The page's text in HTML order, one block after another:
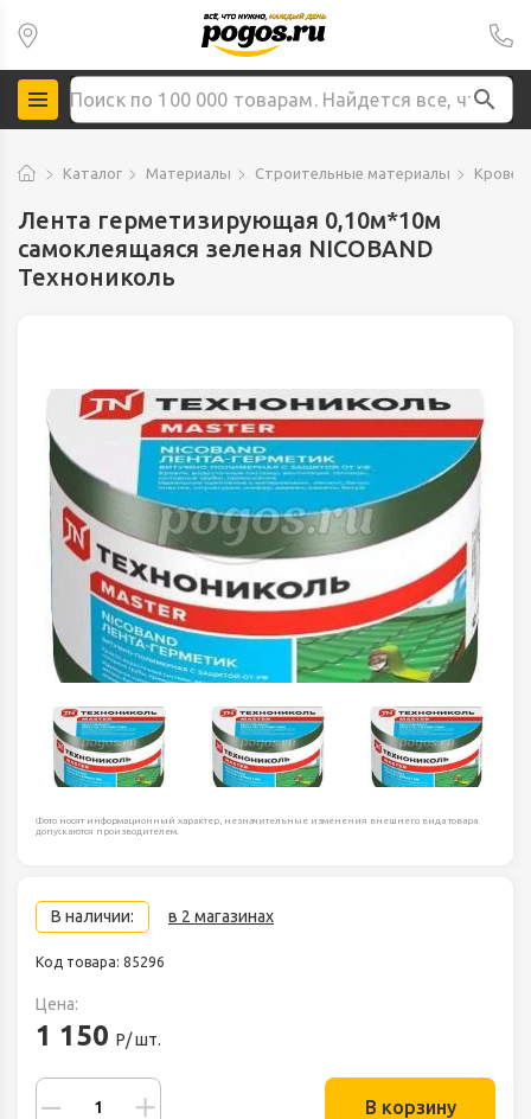
Каталог Материалы Строительные материалы
Лента герметизирующая 0,10м*10м
самоклеящаяся зеленая NICOBAND
Технониколь
Фото носят информационный характер, незначительные изменения внешнего вида товара
допускаются производителем.
В наличии: в 2 магазинах
Код товара: 85296
Цена:
1 150 Р/ шт.
В корзину